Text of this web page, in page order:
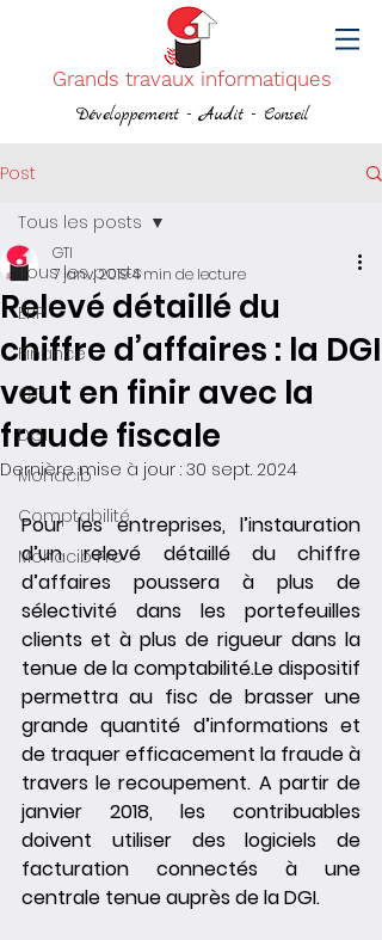
Grands travaux informatiques
Développement - Audit - Conseil
Post
Tous les posts
ERP
Finance
GTI
DGI
Mohacib
Comptabilité
Mohacib Pro
Tous les posts
Relevé détaillé du
chiffre d’affaires : la DGI
veut en finir avec la
fraude fiscale
GTI
7 janv. 20194 min de lecture
Dernière mise à jour : 30 sept. 2024
Pour les entreprises, l’instauration
d’un relevé détaillé du chiffre
d’affaires poussera à plus de
sélectivité dans les portefeuilles
clients et à plus de rigueur dans la
tenue de la comptabilité.Le dispositif
permettra au fisc de brasser une
grande quantité d’informations et
de traquer efficacement la fraude à
travers le recoupement. A partir de
janvier 2018, les contribuables
doivent utiliser des logiciels de
facturation connectés à une
centrale tenue auprès de la DGI.